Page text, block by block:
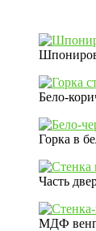
Бело-
Горка в
Часть
МДФ